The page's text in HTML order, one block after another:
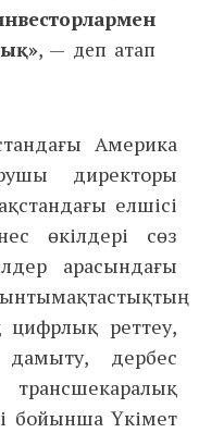
, — деп атап
Америка
директоры
елшісі
өкілдері сөз
арасындағы
цифрлық реттеу,
дамыту, дербес
бойынша Үкімет